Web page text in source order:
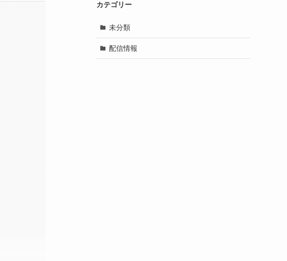
カテゴリー
未分類
配信情報